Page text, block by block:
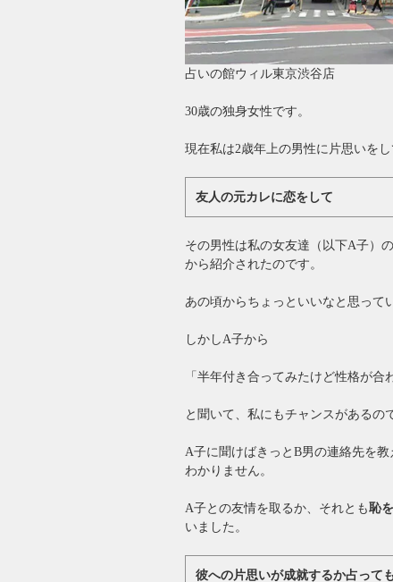
占いの館ウィル東京渋谷店
30歳の独身女性です。
現在私は2歳年上の男性に片思いをし
友人の元カレに恋をして
その男性は私の女友達（以下A子）
から紹介されたのです。
あの頃からちょっといいなと思って
しかしA子から
「半年付き合ってみたけど性格が合
と聞いて、私にもチャンスがあるの
A子に聞けばきっとB男の連絡先を
わかりません。
A子との友情を取るか、それとも恥
いました。
彼への片思いが成就するか占って